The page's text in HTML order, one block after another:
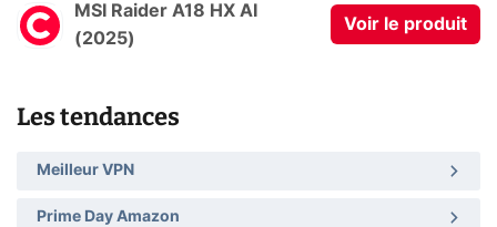
MSI Raider A18 HX AI
(2025)
Voir le produit
Les tendances
Meilleur VPN
Prime Day Amazon